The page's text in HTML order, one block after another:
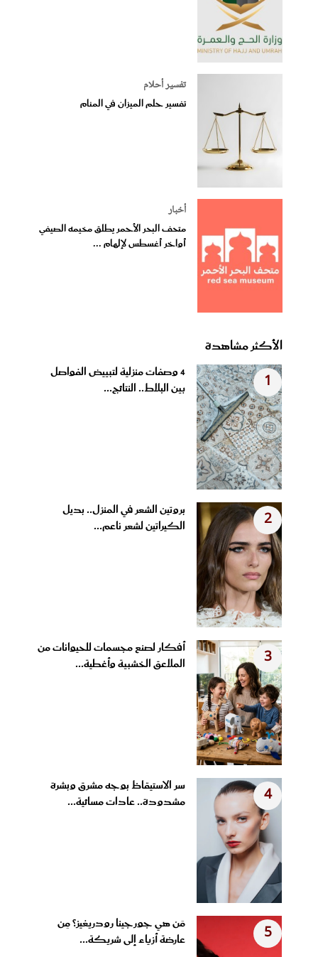
تفسير أحلام
تفسير حلم الميزان في المنام
أخبار
متحف البحر الأحمر يطلق مخيمه الصيفي
أواخر أغسطس لإلهام ...
الأكثر مشاهدة
1
4 وصفات منزلية لتبييض الفواصل
بين البلاط.. النتائج...
2
بروتين الشعر في المنزل.. بديل
الكيراتين لشعر ناعم...
3
أفكار لصنع مجسمات للحيوانات من
الملاعق الخشبية وأغطية...
4
سر الاستيقاظ بوجه مشرق وبشرة
مشدودة.. عادات مسائية...
5
مَن هي جورجينا رودريغيز؟ مِن
عارضة أزياء إلى شريكة...